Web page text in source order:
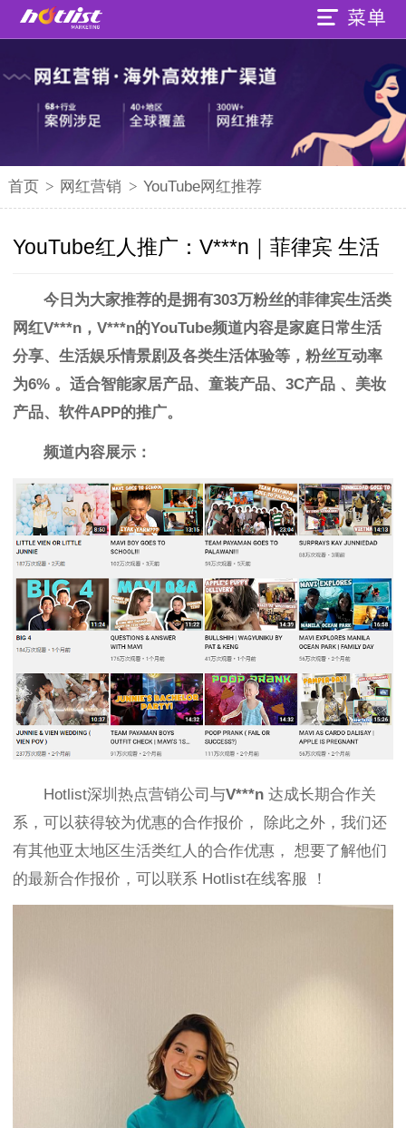
首页 > 网红营销 > YouTube网红推荐
YouTube红人推广：V***n｜菲律宾 生活
今日为大家推荐的是拥有303万粉丝的菲律宾生活类
网红V***n ， V***n的YouTube频道内容是家庭日常生活
分享、生活娱乐情景剧及各类生活体验等，粉丝互动率
为6% 。 适合智能家居产品、童装产品、 3C产品 、美妆
产品、 软件APP的推广。
频道内容展示：
Hotlist深圳热点营销公司 与V***n 达成长期合作关
系，可以获得较为优惠的合作报价，
除此之外，我们还
有其他亚太地区生活类红人的合作优惠，
想要了解他们
的最新合作报价，可以联系 Hotlist在线客服 ！